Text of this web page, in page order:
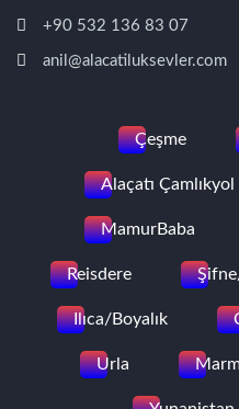
+90 532 136 83 07
anil@alacatiluksevler.com
Çeşme
Alaçatı Çamlıkyol
MamurBaba
Reisdere
Ilıca/Boyalık
Urla